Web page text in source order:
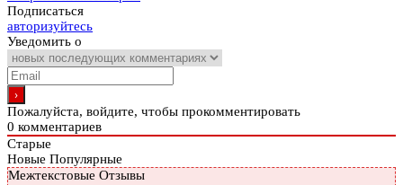
Подписаться
авторизуйтесь
Уведомить о
Пожалуйста, войдите, чтобы прокомментировать
0 комментариев
Старые
Новые Популярные
Межтекстовые Отзывы